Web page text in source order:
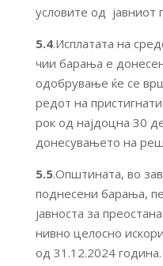
условите од јавниот
5.4.Исплатата на
чии барања е
одобрување ќе се
редот на
рок од најдоцна 30
донесувањето на
5.5.Општината, во
поднесени барања,
јавноста за
нивно целосно
од 31.12.2024 година.